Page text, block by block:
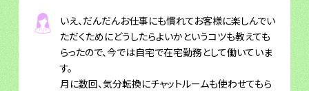
いえ、だんだんお仕事にも慣れてお客様に楽しんでい
ただくためにどうしたらよいかというコツも教えても
らったので、今では自宅で在宅勤務として働いていま
す。
月に数回、気分転換にチャットルームも使わせてもら